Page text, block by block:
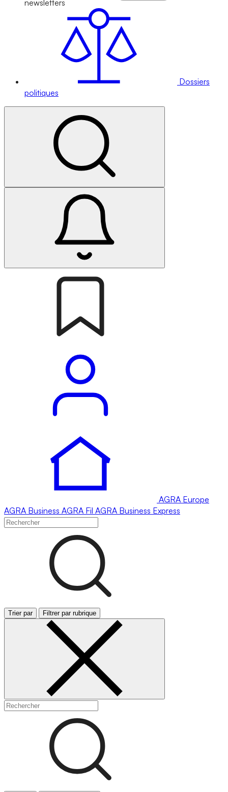
newsletters
Dossiers
politiques
AGRA Europe
AGRA Business AGRA Fil AGRA Business Express
Trier par Filtrer par rubrique